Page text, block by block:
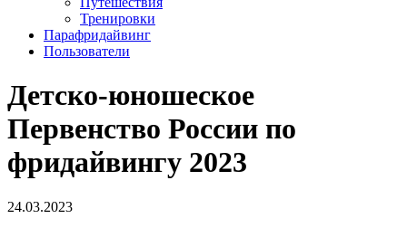
Тренировки
Парафридайвинг
Пользователи
Детско-юношеское
Первенство России по
фридайвингу 2023
24.03.2023